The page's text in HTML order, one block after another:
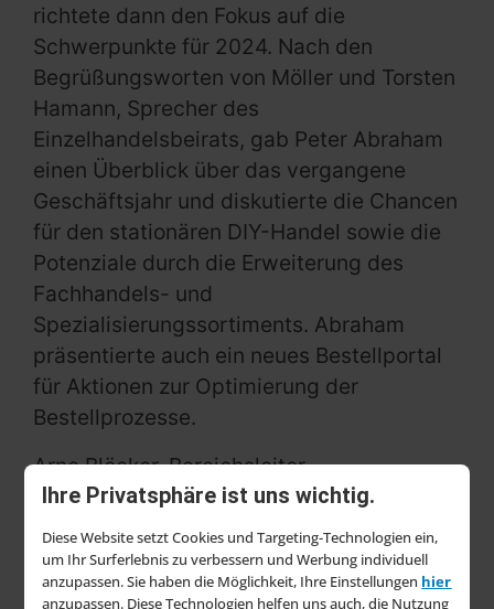
Ihre Privatsphäre ist uns wichtig.
Diese Website setzt Cookies und Targeting-Technologien ein,
um Ihr Surferlebnis zu verbessern und Werbung individuell
anzupassen. Sie haben die Möglichkeit, Ihre Einstellungen hier
anzupassen. Diese Technologien helfen uns auch, die Nutzung
richtete dann den Fokus auf die
Schwerpunkte für 2024. Nach den
Begrüßungsworten von Möller und Torsten
Hamann, Sprecher des
Einzelhandelsbeirats, gab Peter Abraham
einen Überblick über das vergangene
Geschäftsjahr und diskutierte die Chancen
für den stationären DIY-Handel sowie die
Potenziale durch die Erweiterung des
Fachhandels- und
Spezialisierungssortiments. Abraham
präsentierte auch ein neues Bestellportal
für Aktionen zur Optimierung der
Bestellprozesse.
Arne Blöcker, Bereichsleiter
Produktdatenmanagement /
Digitalisierung, präsentierte die
Erweiterung des E-Commerce-
Dienstleistungsangebots, das auf neue,